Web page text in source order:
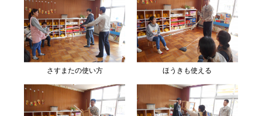
さすまたの使い方 ほうきも使える